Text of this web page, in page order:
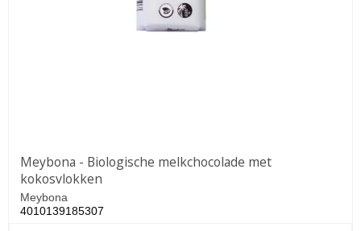
Meybona - Biologische melkchocolade met
kokosvlokken
Meybona
4010139185307